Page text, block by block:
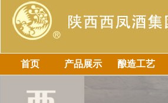
首页 产品展示 酿造工艺